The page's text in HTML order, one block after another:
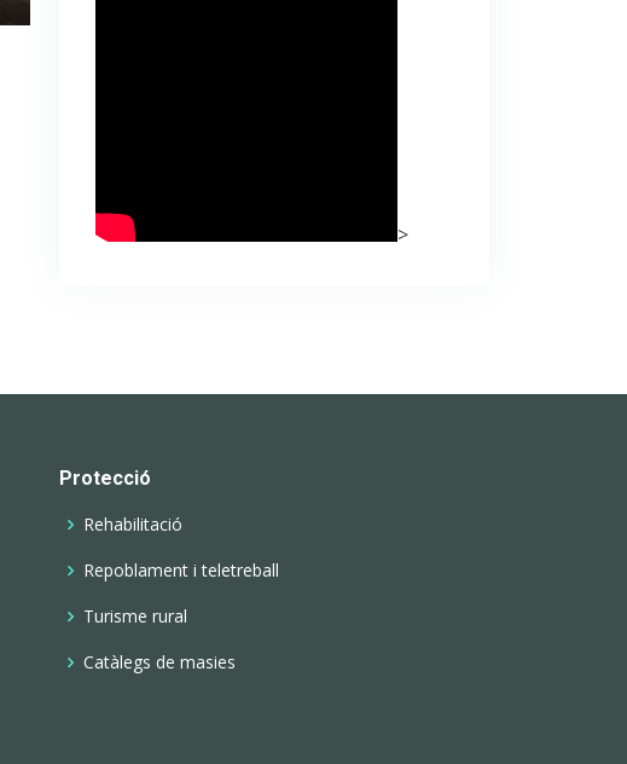
>
Protecció
Rehabilitació
Repoblament i teletreball
Turisme rural
Catàlegs de masies